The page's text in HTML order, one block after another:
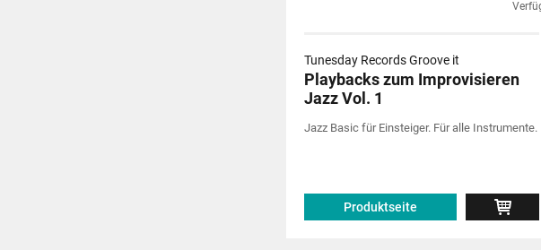
Tunesday Records Groove it
Playbacks zum Improvisieren
Jazz Vol. 1
Jazz Basic für Einsteiger. Für alle Instrumente.
Produktseite